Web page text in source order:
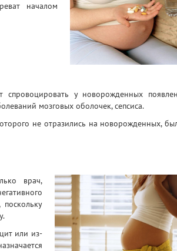
началом
у новорожденных
мозговых оболочек, сепсиса.
не отразились на новорожденных,
врач,
или из-